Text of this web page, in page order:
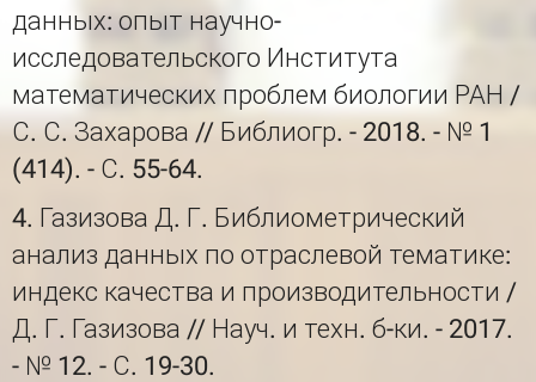
данных: опыт научно-
исследовательского Института
математических проблем биологии РАН /
С. С. Захарова // Библиогр. - 2018. - № 1
(414). - С. 55-64.
4. Газизова Д. Г. Библиометрический
анализ данных по отраслевой тематике:
индекс качества и производительности /
Д. Г. Газизова // Науч. и техн. б-ки. - 2017.
- № 12. - С. 19-30.